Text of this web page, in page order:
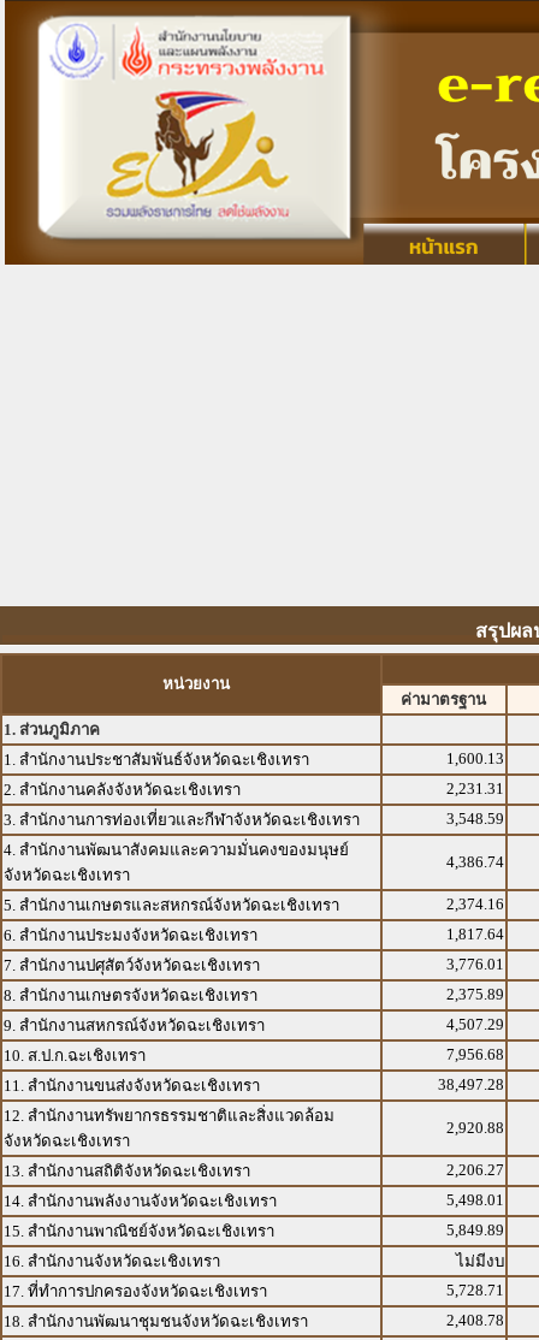
สรุปผล
หน่วยงาน
ค่ามาตรฐาน
1. ส่วนภูมิภาค
1. สำนักงานประชาสัมพันธ์จังหวัดฉะเชิงเทรา
1,600.13
2. สำนักงานคลังจังหวัดฉะเชิงเทรา
2,231.31
3. สำนักงานการท่องเที่ยวและกีฬาจังหวัดฉะเชิงเทรา
3,548.59
4. สำนักงานพัฒนาสังคมและความมั่นคงของมนุษย์
จังหวัดฉะเชิงเทรา
4,386.74
5. สำนักงานเกษตรและสหกรณ์จังหวัดฉะเชิงเทรา
2,374.16
6. สำนักงานประมงจังหวัดฉะเชิงเทรา
1,817.64
7. สำนักงานปศุสัตว์จังหวัดฉะเชิงเทรา
3,776.01
8. สำนักงานเกษตรจังหวัดฉะเชิงเทรา
2,375.89
9. สำนักงานสหกรณ์จังหวัดฉะเชิงเทรา
4,507.29
10. ส.ป.ก.ฉะเชิงเทรา
7,956.68
11. สำนักงานขนส่งจังหวัดฉะเชิงเทรา
38,497.28
12. สำนักงานทรัพยากรธรรมชาติและสิ่งแวดล้อม
จังหวัดฉะเชิงเทรา
2,920.88
13. สำนักงานสถิติจังหวัดฉะเชิงเทรา
2,206.27
14. สำนักงานพลังงานจังหวัดฉะเชิงเทรา
5,498.01
15. สำนักงานพาณิชย์จังหวัดฉะเชิงเทรา
5,849.89
16. สำนักงานจังหวัดฉะเชิงเทรา
ไม่มีงบ
17. ที่ทำการปกครองจังหวัดฉะเชิงเทรา
5,728.71
18. สำนักงานพัฒนาชุมชนจังหวัดฉะเชิงเทรา
2,408.78